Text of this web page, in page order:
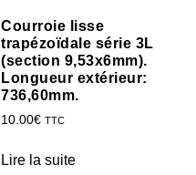
Courroie lisse
trapézoïdale série 3L
(section 9,53x6mm).
Longueur extérieur:
736,60mm.
10.00€ TTC
Lire la suite